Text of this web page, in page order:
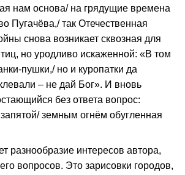
нам основа/ на грядущие времена
Пугачёва,/ так Отечественная
снова возникает сквозная для
но уродливо искаженной: «В том
пушки,/ но и куропатки да
– не дай Бог». И вновь
без ответа вопрос:
земным огнём обугленная
разнообразие интересов автора,
вопросов. Это зарисовки городов,